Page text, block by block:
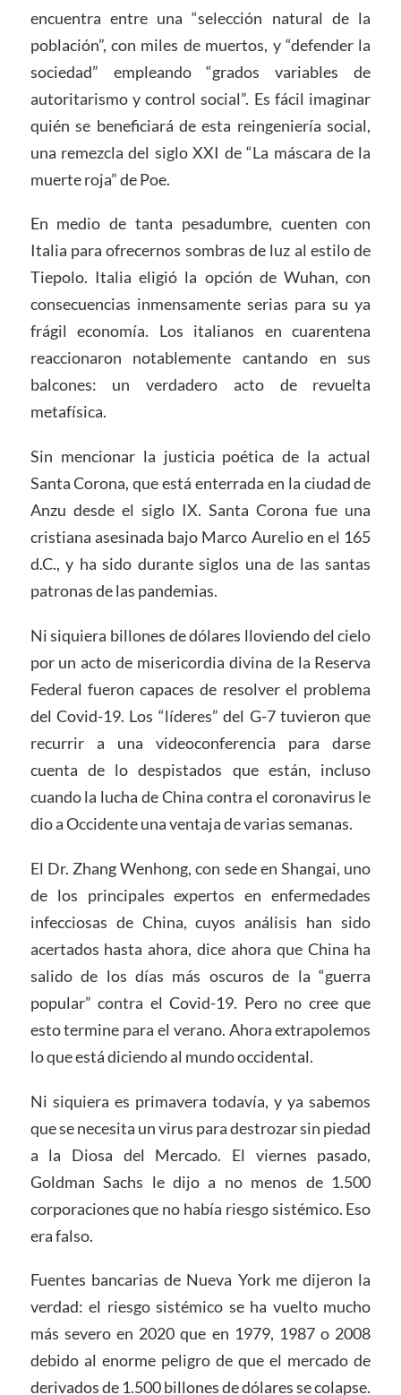
encuentra entre una “selección natural de la
población”, con miles de muertos, y “defender la
sociedad” empleando “grados variables de
autoritarismo y control social”. Es fácil imaginar
quién se beneficiará de esta reingeniería social,
una remezcla del siglo XXI de “La máscara de la
muerte roja” de Poe.
En medio de tanta pesadumbre, cuenten con
Italia para ofrecernos sombras de luz al estilo de
Tiepolo. Italia eligió la opción de Wuhan, con
consecuencias inmensamente serias para su ya
frágil economía. Los italianos en cuarentena
reaccionaron notablemente cantando en sus
balcones: un verdadero acto de revuelta
metafísica.
Sin mencionar la justicia poética de la actual
Santa Corona, que está enterrada en la ciudad de
Anzu desde el siglo IX. Santa Corona fue una
cristiana asesinada bajo Marco Aurelio en el 165
d.C., y ha sido durante siglos una de las santas
patronas de las pandemias.
Ni siquiera billones de dólares lloviendo del cielo
por un acto de misericordia divina de la Reserva
Federal fueron capaces de resolver el problema
del Covid-19. Los “líderes” del G-7 tuvieron que
recurrir a una videoconferencia para darse
cuenta de lo despistados que están, incluso
cuando la lucha de China contra el coronavirus le
dio a Occidente una ventaja de varias semanas.
El Dr. Zhang Wenhong, con sede en Shangai, uno
de los principales expertos en enfermedades
infecciosas de China, cuyos análisis han sido
acertados hasta ahora, dice ahora que China ha
salido de los días más oscuros de la “guerra
popular” contra el Covid-19. Pero no cree que
esto termine para el verano. Ahora extrapolemos
lo que está diciendo al mundo occidental.
Ni siquiera es primavera todavía, y ya sabemos
que se necesita un virus para destrozar sin piedad
a la Diosa del Mercado. El viernes pasado,
Goldman Sachs le dijo a no menos de 1.500
corporaciones que no había riesgo sistémico. Eso
era falso.
Fuentes bancarias de Nueva York me dijeron la
verdad: el riesgo sistémico se ha vuelto mucho
más severo en 2020 que en 1979, 1987 o 2008
debido al enorme peligro de que el mercado de
derivados de 1.500 billones de dólares se colapse.